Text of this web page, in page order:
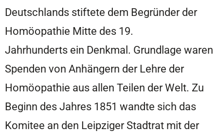
Deutschlands stiftete dem Begründer der
Homöopathie Mitte des 19.
Jahrhunderts ein Denkmal. Grundlage waren
Spenden von Anhängern der Lehre der
Homöopathie aus allen Teilen der Welt. Zu
Beginn des Jahres 1851 wandte sich das
Komitee an den Leipziger Stadtrat mit der